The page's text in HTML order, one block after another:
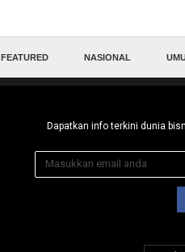
FEATURED NASIONAL
Dapatkan info terkini dunia